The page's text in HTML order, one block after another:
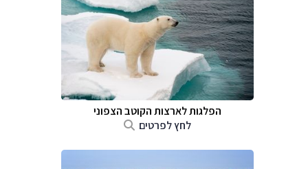
הפלגות לארצות הקוטב הצפוני
לחץ לפרטים